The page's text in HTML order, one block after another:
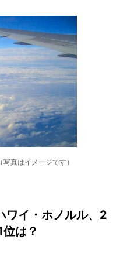
真はイメージです）
ワイ・ホノルル、2
は？